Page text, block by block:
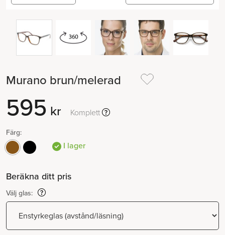
Murano brun/melerad
595 kr Komplett
Färg:
I lager
Beräkna ditt pris
Välj glas: